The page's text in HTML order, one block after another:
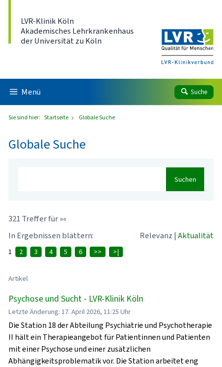
LVR-Klinik Köln
Akademisches Lehrkrankenhaus
der Universität zu Köln
Menü Suche
Sie sind hier: Startseite Globale Suche
Globale Suche
Suchen
321 Treffer für »«
In Ergebnissen blättern:
Relevanz | Aktualität
1 2 3 4 5 6 >> >|
Artikel
Psychose und Sucht - LVR-Klinik Köln
Letzte Änderung: 17. April 2026, 11:25 Uhr
Die Station 18 der Abteilung Psychiatrie und Psychotherapie
II hält ein Therapieangebot für Patientinnen und Patienten
mit einer Psychose und einer zusätzlichen
Abhängigkeitsproblematik vor. Die Station arbeitet eng